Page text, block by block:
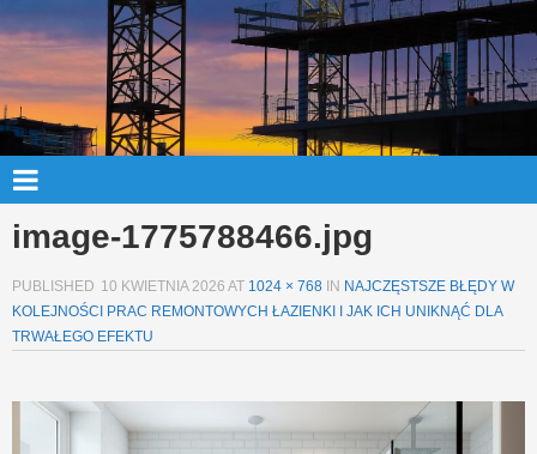
image-1775788466.jpg
PUBLISHED 10 KWIETNIA 2026 AT 1024 × 768 IN NAJCZĘSTSZE BŁĘDY W
KOLEJNOŚCI PRAC REMONTOWYCH ŁAZIENKI I JAK ICH UNIKNĄĆ DLA
TRWAŁEGO EFEKTU